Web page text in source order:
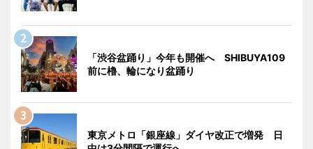
「渋谷盆踊り」今年も開催へ SHIBUYA109
前に櫓、輪になり盆踊り
東京メトロ「銀座線」ダイヤ改正で増発 日